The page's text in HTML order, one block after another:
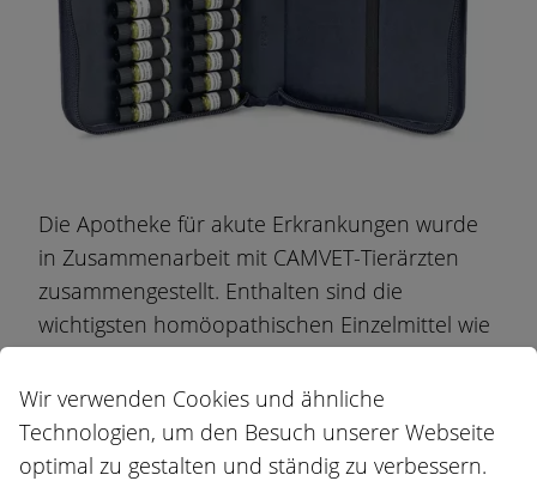
Die Apotheke für akute Erkrankungen wurde
in Zusammenarbeit mit CAMVET-Tierärzten
zusammengestellt. Enthalten sind die
wichtigsten homöopathischen Einzelmittel wie
akute Beschwerden.
Inhalt
Wir verwenden Cookies und ähnliche
Technologien, um den Besuch unserer Webseite
optimal zu gestalten und ständig zu verbessern.